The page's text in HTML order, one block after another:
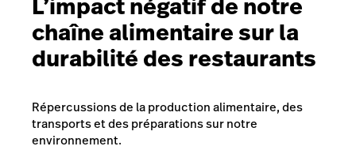
L’impact négatif de notre
chaîne alimentaire sur la
durabilité des restaurants
Répercussions de la production alimentaire, des
transports et des préparations sur notre
environnement.